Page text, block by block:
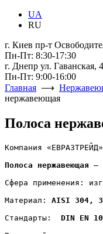
UA
RU
г. Киев пр-т
Пн-Пт: 8:30-17:30
г. Днепр ул. Гаванская,
Пн-Пт: 9:00-16:00
Главная ⟶
нержавеющая
Полоса
Компания
Полоса нержавеющая ―
Сфера применения:
Материал: AISI 304,
Стандарты:
DIN EN